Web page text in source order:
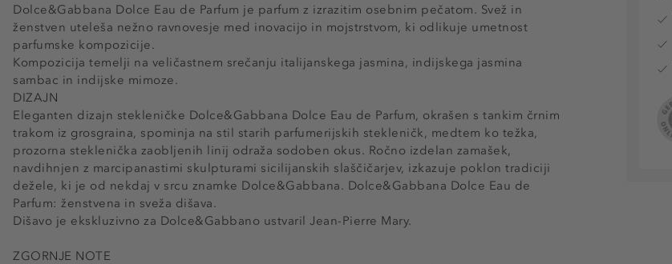
Dolce&Gabbana Dolce Eau de Parfum je parfum z izrazitim osebnim pečatom. Svež in
ženstven uteleša nežno ravnovesje med inovacijo in mojstrstvom, ki odlikuje umetnost
parfumske kompozicije.
Kompozicija temelji na veličastnem srečanju italijanskega jasmina, indijskega jasmina
sambac in indijske mimoze.
DIZAJN
Eleganten dizajn stekleničke Dolce&Gabbana Dolce Eau de Parfum, okrašen s tankim črnim
trakom iz grosgraina, spominja na stil starih parfumerijskih stekleničk, medtem ko težka,
prozorna steklenička zaobljenih linij odraža sodoben okus. Ročno izdelan zamašek,
navdihnjen z marcipanastimi skulpturami sicilijanskih slaščičarjev, izkazuje poklon tradiciji
dežele, ki je od nekdaj v srcu znamke Dolce&Gabbana. Dolce&Gabbana Dolce Eau de
Parfum: ženstvena in sveža dišava.
Dišavo je ekskluzivno za Dolce&Gabbano ustvaril Jean-Pierre Mary.
ZGORNJE NOTE